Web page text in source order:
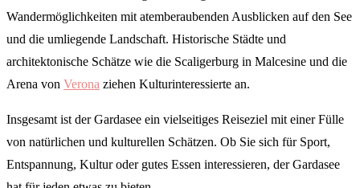
Wandermöglichkeiten mit atemberaubenden Ausblicken auf den See
und die umliegende Landschaft. Historische Städte und
architektonische Schätze wie die Scaligerburg in Malcesine und die
Arena von Verona ziehen Kulturinteressierte an.
Insgesamt ist der Gardasee ein vielseitiges Reiseziel mit einer Fülle
von natürlichen und kulturellen Schätzen. Ob Sie sich für Sport,
Entspannung, Kultur oder gutes Essen interessieren, der Gardasee